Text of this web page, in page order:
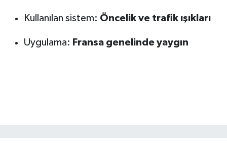
Kullanılan sistem: Öncelik ve trafik ışıkları
Uygulama: Fransa genelinde yaygın
BİLİM TEKNOLOJİ
ASAYİŞ